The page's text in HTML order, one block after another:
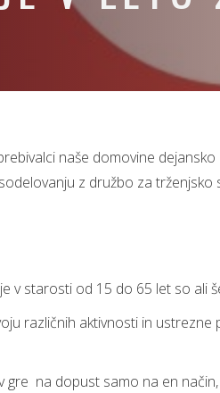
naše domovine
z družbo za
v starosti od 15 do 65 let so ali
različnih aktivnosti in
na dopust samo na en